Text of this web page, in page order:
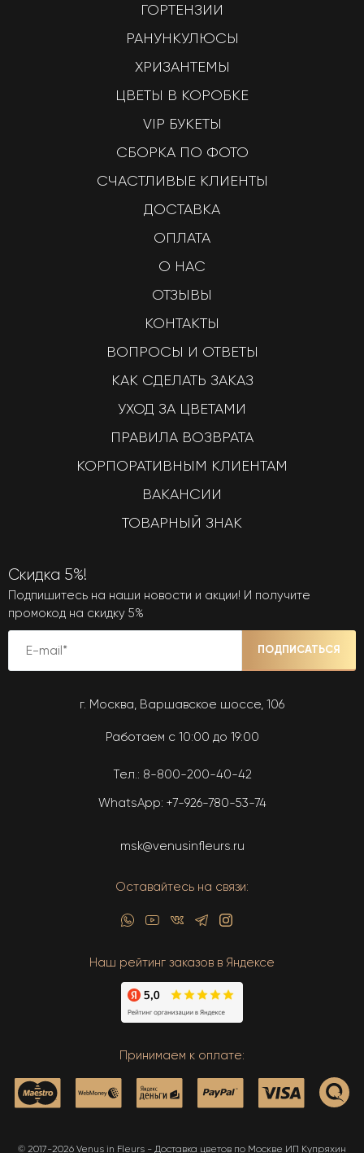
ГОРТЕНЗИИ
РАНУНКУЛЮСЫ
ХРИЗАНТЕМЫ
ЦВЕТЫ В КОРОБКЕ
VIP БУКЕТЫ
СБОРКА ПО ФОТО
СЧАСТЛИВЫЕ КЛИЕНТЫ
ДОСТАВКА
ОПЛАТА
О НАС
ОТЗЫВЫ
КОНТАКТЫ
ВОПРОСЫ И ОТВЕТЫ
КАК СДЕЛАТЬ ЗАКАЗ
УХОД ЗА ЦВЕТАМИ
ПРАВИЛА ВОЗВРАТА
КОРПОРАТИВНЫМ КЛИЕНТАМ
ВАКАНСИИ
ТОВАРНЫЙ ЗНАК
Скидка 5%!
Подпишитесь на наши новости и акции! И получите
промокод на скидку 5%
ПОДПИСАТЬСЯ
г. Москва, Варшавское шоссе, 106
Работаем с 10:00 до 19:00
Тел.: 8-800-200-40-42
WhatsApp: +7-926-780-53-74
msk@venusinfleurs.ru
Оставайтесь на связи:
Наш рейтинг заказов в Яндексе
Принимаем к оплате:
© 2017-2026 Venus in Fleurs - Доставка цветов по Москве ИП Купряхин